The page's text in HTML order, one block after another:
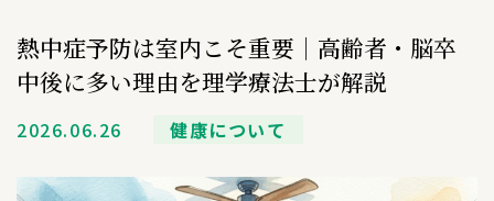
熱中症予防は室内こそ重要｜高齢者・脳卒
中後に多い理由を理学療法士が解説
2026.06.26 健康について